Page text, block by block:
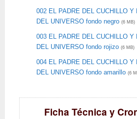
002 EL PADRE DEL CUCHILLO Y
DEL UNIVERSO fondo negro (6 MB)
003 EL PADRE DEL CUCHILLO Y
DEL UNIVERSO fondo rojizo (6 MB)
004 EL PADRE DEL CUCHILLO Y
DEL UNIVERSO fondo amarillo (6
Ficha Técnica y